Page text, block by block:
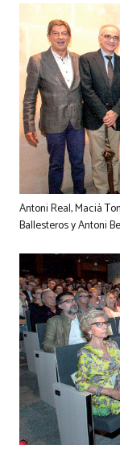
Antoni Real, Macià
Ballesteros y Antoni